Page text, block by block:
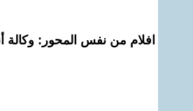
افلام من نفس المحور: وكالة